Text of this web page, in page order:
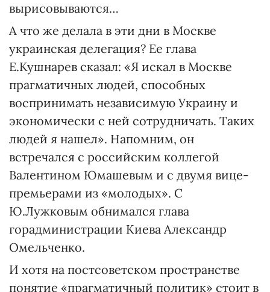
вырисовываются…
А что же делала в эти дни в Москве
украинская делегация? Ее глава
Е.Кушнарев сказал: «Я искал в Москве
прагматичных людей, способных
воспринимать независимую Украину и
экономически с ней сотрудничать. Таких
людей я нашел». Напомним, он
встречался с российским коллегой
Валентином Юмашевым и с двумя вице-
премьерами из «молодых». С
Ю.Лужковым обнимался глава
горадминистрации Киева Александр
Омельченко.
И хотя на постсоветском пространстве
понятие «прагматичный политик» стоит в